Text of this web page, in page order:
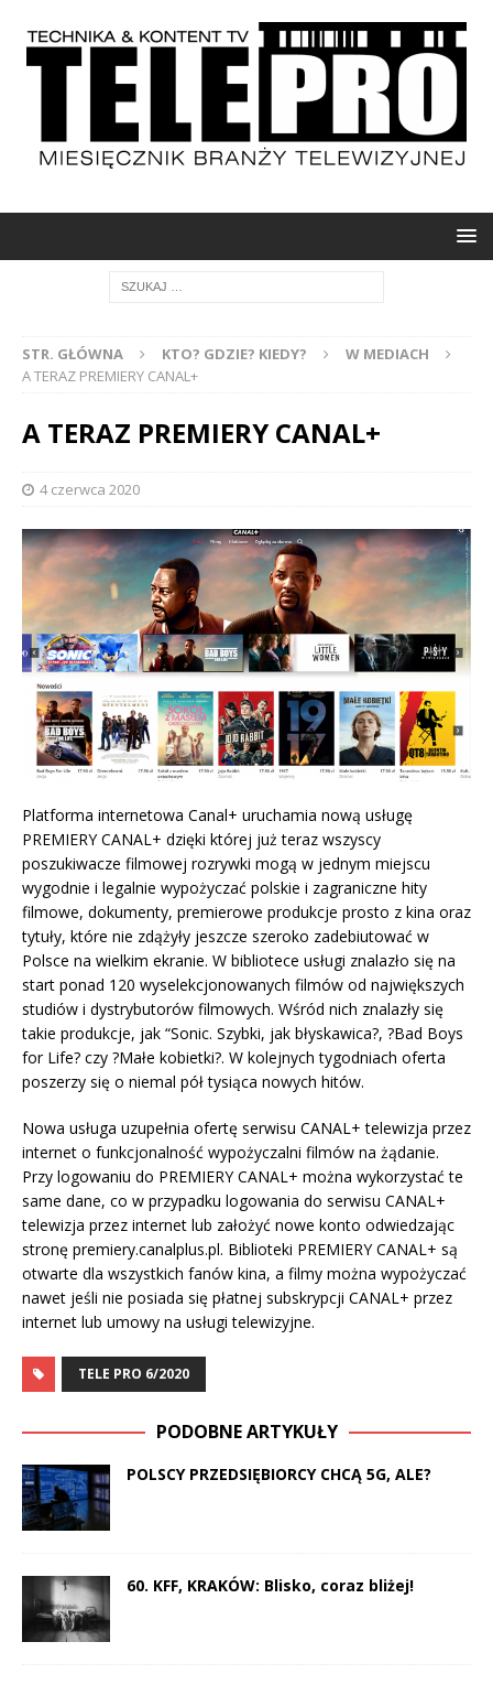
STR. GŁÓWNA KTO? GDZIE? KIEDY?
W MEDIACH
A TERAZ PREMIERY CANAL+
A TERAZ PREMIERY CANAL+
4 czerwca 2020
Platforma internetowa Canal+ uruchamia nową usługę
PREMIERY CANAL+ dzięki której już teraz wszyscy
poszukiwacze filmowej rozrywki mogą w jednym miejscu
wygodnie i legalnie wypożyczać polskie i zagraniczne hity
filmowe, dokumenty, premierowe produkcje prosto z kina oraz
tytuły, które nie zdążyły jeszcze szeroko zadebiutować w
Polsce na wielkim ekranie. W bibliotece usługi znalazło się na
start ponad 120 wyselekcjonowanych filmów od największych
studiów i dystrybutorów filmowych. Wśród nich znalazły się
takie produkcje, jak “Sonic. Szybki, jak błyskawica?, ?Bad Boys
for Life? czy ?Małe kobietki?. W kolejnych tygodniach oferta
poszerzy się o niemal pół tysiąca nowych hitów.
Nowa usługa uzupełnia ofertę serwisu CANAL+ telewizja przez
internet o funkcjonalność wypożyczalni filmów na żądanie.
Przy logowaniu do PREMIERY CANAL+ można wykorzystać te
same dane, co w przypadku logowania do serwisu CANAL+
telewizja przez internet lub założyć nowe konto odwiedzając
stronę premiery.canalplus.pl. Biblioteki PREMIERY CANAL+ są
otwarte dla wszystkich fanów kina, a filmy można wypożyczać
nawet jeśli nie posiada się płatnej subskrypcji CANAL+ przez
internet lub umowy na usługi telewizyjne.
TELE PRO 6/2020
PODOBNE ARTYKUŁY
POLSCY PRZEDSIĘBIORCY CHCĄ 5G, ALE?
60. KFF, KRAKÓW: Blisko, coraz bliżej!